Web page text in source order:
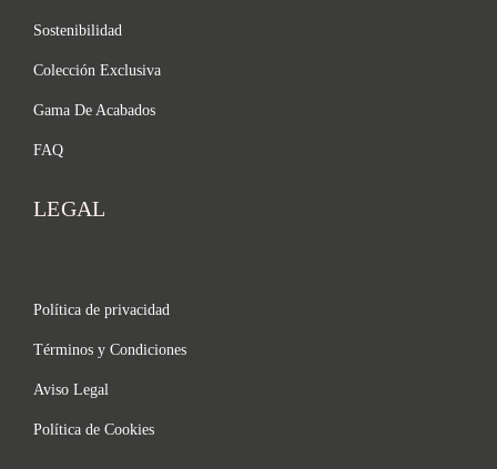
Sostenibilidad
Colección Exclusiva
Gama De Acabados
FAQ
LEGAL
Política de privacidad
Términos y Condiciones
Aviso Legal
Política de Cookies